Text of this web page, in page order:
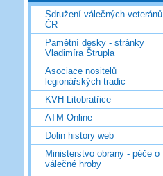
Sdružení válečných veteránů
ČR
Pamětní desky - stránky
Vladimíra Štrupla
Asociace nositelů
legionářských tradic
KVH Litobratřice
ATM Online
Dolin history web
Ministerstvo obrany - péče o
válečné hroby